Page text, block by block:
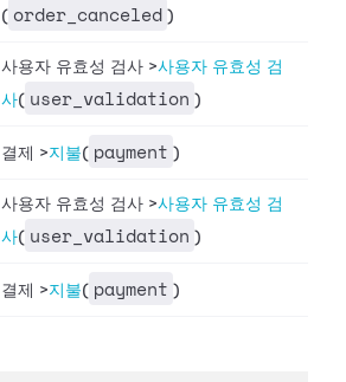
( order_canceled )
사용자 유효성 검사 >사용자 유효성 검
사( user_validation )
결제 >지불( payment )
사용자 유효성 검사 >사용자 유효성 검
사( user_validation )
결제 >지불( payment )